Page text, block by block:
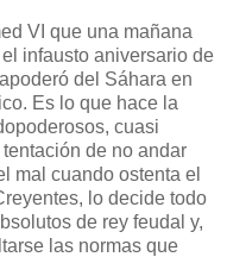
VI que una mañana
infausto aniversario de
del Sáhara en
Es lo que hace la
cuasi
de no andar
mal cuando ostenta el
lo decide todo
de rey feudal y,
las normas que